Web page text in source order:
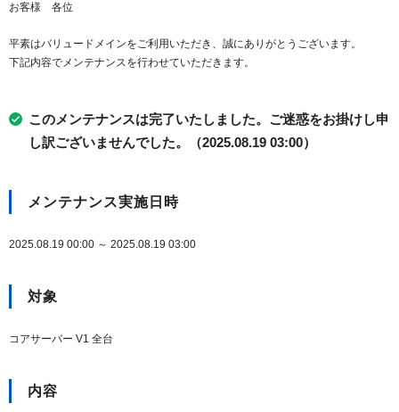
お客様 各位
平素はバリュードメインをご利用いただき、誠にありがとうございます。
下記内容でメンテナンスを行わせていただきます。
このメンテナンスは完了いたしました。ご迷惑をお掛けし申
し訳ございませんでした。（2025.08.19 03:00）
メンテナンス実施日時
2025.08.19 00:00 ～ 2025.08.19 03:00
対象
コアサーバー V1 全台
内容